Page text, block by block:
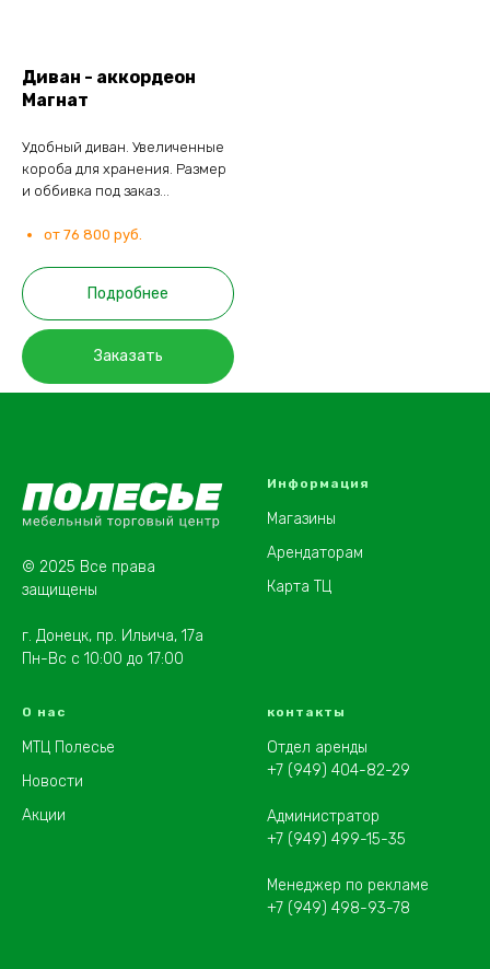
Диван - аккордеон
Магнат
Удобный диван. Увеличенные
короба для хранения. Размер
и оббивка под заказ...
от 76 800 руб.
Подробнее
Заказать
© 2025 Все права
защищены
г. Донецк, пр. Ильича, 17а
Пн-Вс с 10:00 до 17:00
Информация
Магазины
Арендаторам
Карта ТЦ
О нас
МТЦ Полесье
Новости
Акции
контакты
Отдел аренды
+7 (949) 404-82-29
Администратор
+7 (949) 499-15-35
Менеджер по рекламе
+7 (949) 498-93-78